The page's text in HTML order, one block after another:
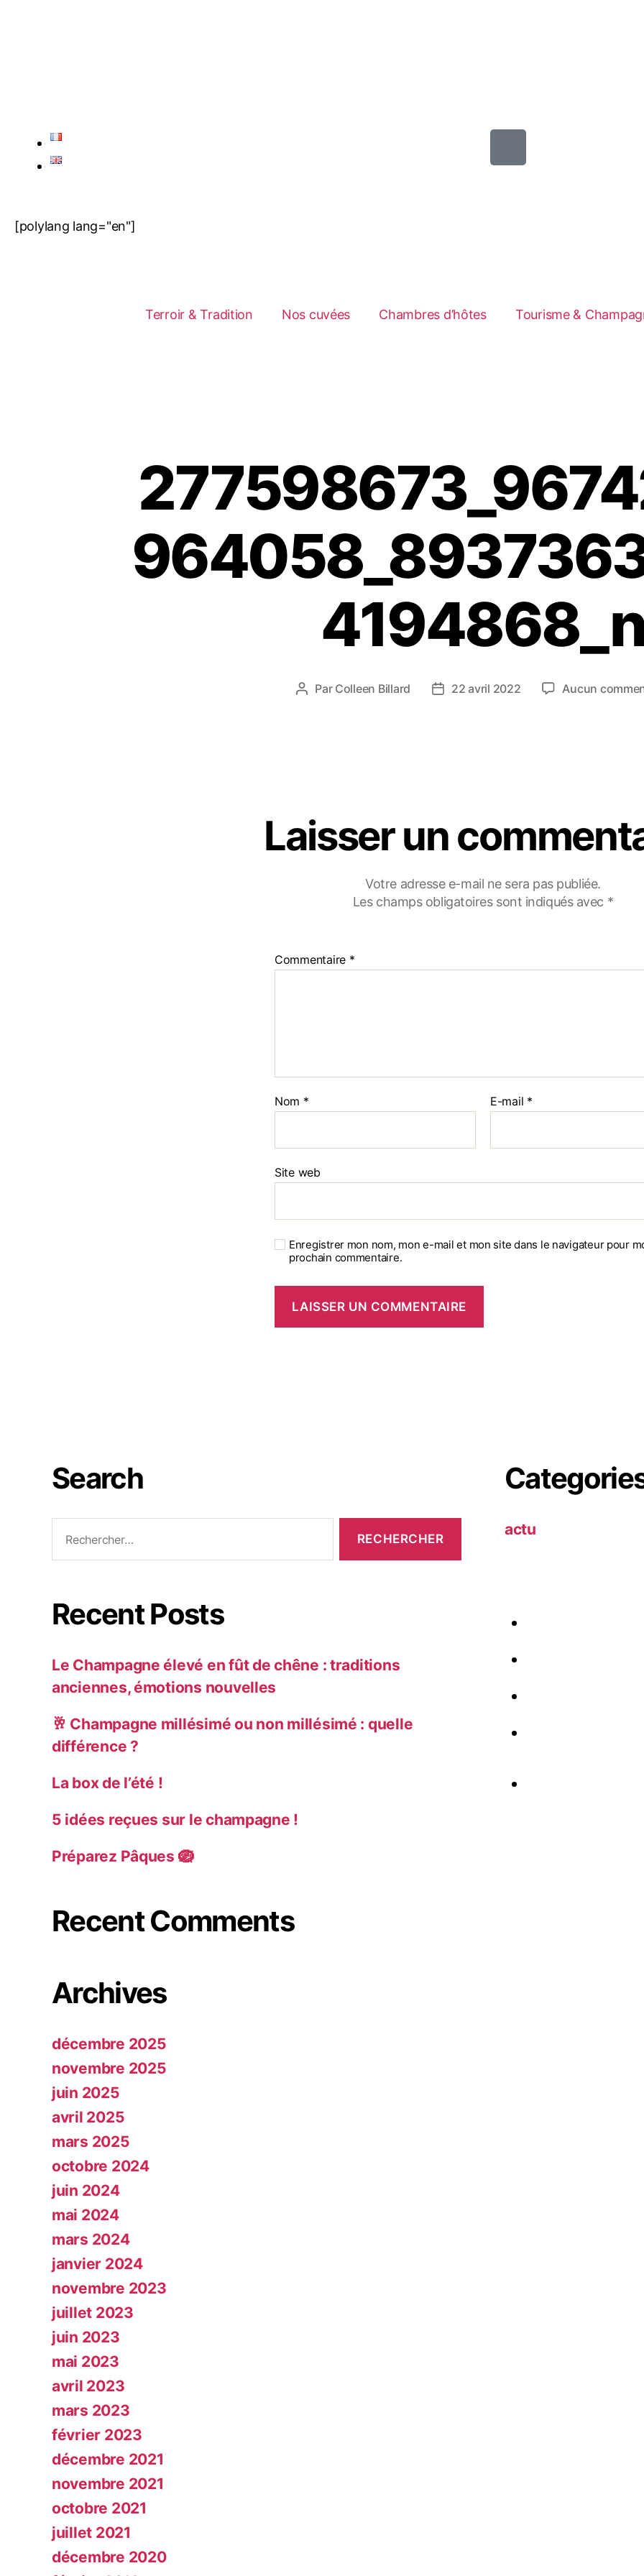
[polylang lang="en"]
Terroir & Tradition Nos cuvées Chambres d’hôtes Tourisme &
Par Colleen Billard 22 avril 2022 Aucun
Laisser un
Votre adresse e-mail ne sera pas publiée.
Les champs obligatoires sont indiqués avec *
Commentaire *
Nom * E-mail *
Site web
Enregistrer mon nom, mon e-mail et mon site dans le navigateur pour
prochain commentaire.
Search
Recent Posts
Le Champagne élevé en fût de chêne : traditions
anciennes, émotions nouvelles
🥂 Champagne millésimé ou non millésimé : quelle
différence ?
La box de l’été !
5 idées reçues sur le champagne !
Préparez Pâques 🪺
Recent Comments
Archives
décembre 2025
novembre 2025
juin 2025
avril 2025
mars 2025
octobre 2024
juin 2024
mai 2024
mars 2024
janvier 2024
novembre 2023
juillet 2023
juin 2023
mai 2023
avril 2023
mars 2023
février 2023
décembre 2021
novembre 2021
octobre 2021
juillet 2021
décembre 2020
actu